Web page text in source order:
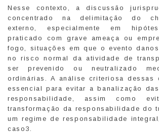
Nesse contexto, a discussão
concentrado na delimitação do
externo, especialmente em
praticado com grave ameaça ou
fogo, situações em que o evento
no risco normal da atividade de
ser prevenido ou neutralizado
ordinárias. A análise criteriosa dessas
essencial para evitar a banalização
responsabilidade, assim como
transformação da responsabilidade do
um regime de responsabilidade
caso3.